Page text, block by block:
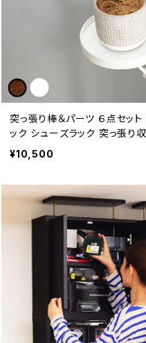
突っ張り棒＆パーツ ６点セッ
ック シューズラック 突っ張り
¥10,500